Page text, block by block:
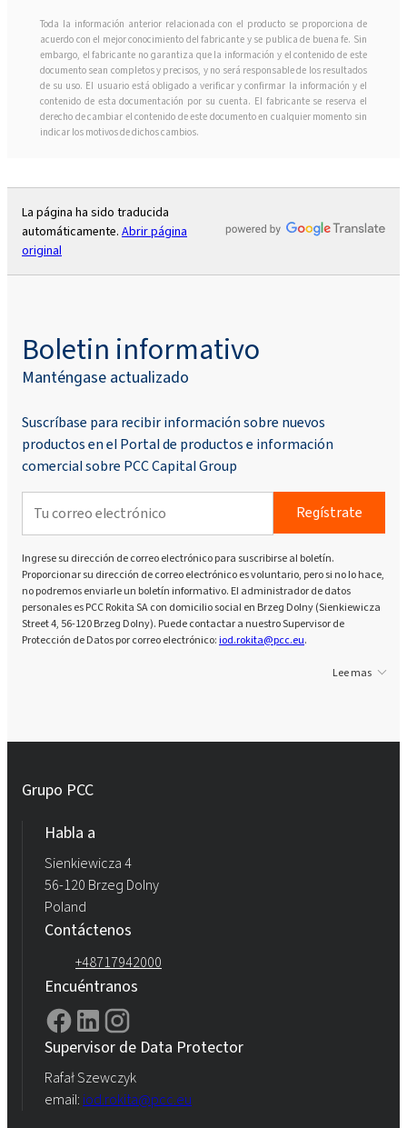
Toda la información anterior relacionada con el producto se proporciona de
acuerdo con el mejor conocimiento del fabricante y se publica de buena fe. Sin
embargo, el fabricante no garantiza que la información y el contenido de este
documento sean completos y precisos, y no será responsable de los resultados
de su uso. El usuario está obligado a verificar y confirmar la información y el
contenido de esta documentación por su cuenta. El fabricante se reserva el
derecho de cambiar el contenido de este documento en cualquier momento sin
indicar los motivos de dichos cambios.
La página ha sido traducida
automáticamente. Abrir página
original
Boletin informativo
Manténgase actualizado
Suscríbase para recibir información sobre nuevos
productos en el Portal de productos e información
comercial sobre PCC Capital Group
Regístrate
Ingrese su dirección de correo electrónico para suscribirse al boletín.
Proporcionar su dirección de correo electrónico es voluntario, pero si no lo hace,
no podremos enviarle un boletín informativo. El administrador de datos
personales es PCC Rokita SA con domicilio social en Brzeg Dolny (Sienkiewicza
Street 4, 56-120 Brzeg Dolny). Puede contactar a nuestro Supervisor de
Protección de Datos por correo electrónico:iod.rokita@pcc.eu.
Lee mas
Grupo PCC
Habla a
Sienkiewicza 4
56-120 Brzeg Dolny
Poland
Contáctenos
+48717942000
Encuéntranos
Supervisor de Data Protector
Rafał Szewczyk
email: iod.rokita@pcc.eu